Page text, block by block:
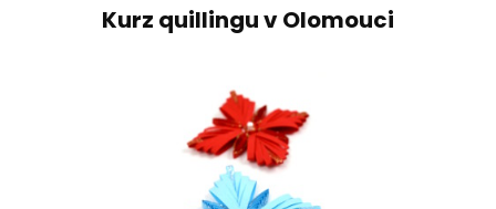
Kurz quillingu v Olomouci